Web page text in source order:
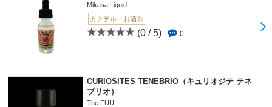
Mikasa Liquid
カクテル・お酒系
(0 / 5) 0
CURIOSITES TENEBRIO（キュリオジテ テネ
ブリオ）
The FUU